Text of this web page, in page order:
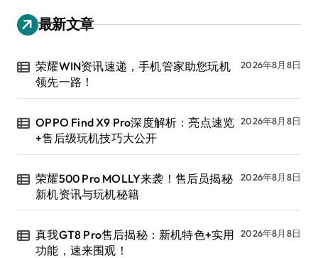
最新文章
荣耀WIN资讯速递，手机管家助您玩机
领先一路！
2026年8月8日
OPPO Find X9 Pro深度解析：亮点速览
+售后级玩机技巧大公开
2026年8月8日
荣耀500 Pro MOLLY来袭！售后员揭秘
新机资讯与玩机秘籍
2026年8月8日
真我GT8 Pro售后揭秘：新机特色+实用
功能，速来围观！
2026年8月8日